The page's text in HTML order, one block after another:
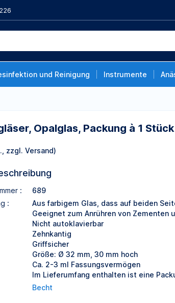
und Reinigung Instrumente
Opalglas, Packung à 1 Stück
zzgl. Versand)
:
689
:
Aus farbigem Glas, dass auf beiden
Geeignet zum Anrühren von Zementen
Nicht autoklavierbar
Zehnkantig
Griffsicher
Größe: Ø 32 mm, 30 mm hoch
Ca. 2-3 ml Fassungsvermögen
Im Lieferumfang enthalten ist eine
Becht